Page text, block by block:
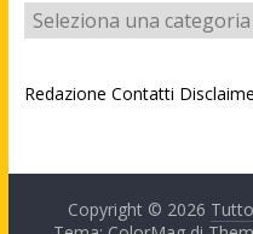
Categorie
Redazione Contatti
Copyright © 2026